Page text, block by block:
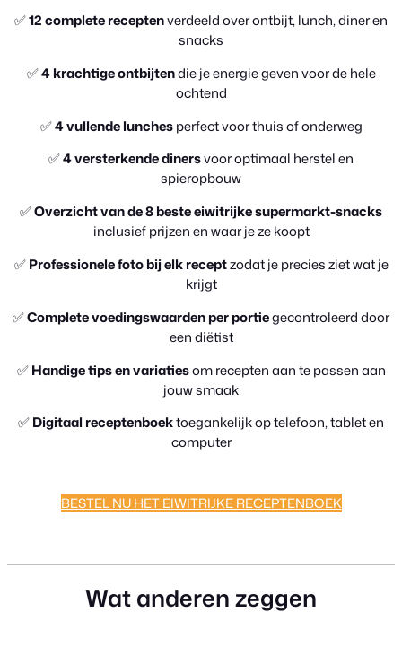
✅12 complete receptenverdeeld over ontbijt, lunch, diner en
snacks
✅4 krachtige ontbijtendie je energie geven voor de hele
ochtend
✅4 vullende lunchesperfect voor thuis of onderweg
✅4 versterkende dinersvoor optimaal herstel en
spieropbouw
✅Overzicht van de 8 beste eiwitrijke supermarkt-snacks
inclusief prijzen en waar je ze koopt
✅Professionele foto bij elk receptzodat je precies ziet wat je
krijgt
✅Complete voedingswaarden per portiegecontroleerd door
een diëtist
✅Handige tips en variatiesom recepten aan te passen aan
jouw smaak
✅Digitaal receptenboektoegankelijk op telefoon, tablet en
computer
BESTEL NU HET EIWITRIJKE RECEPTENBOEK
Wat anderen zeggen